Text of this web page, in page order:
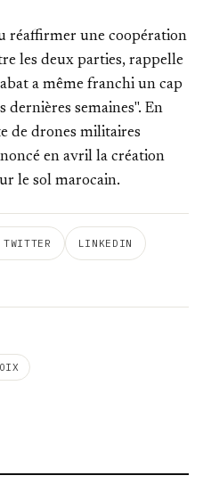
réaffirmer une coopération
les deux parties, rappelle
a même franchi un cap
semaines". En
de drones militaires
en avril la création
le sol marocain.
LINKEDIN